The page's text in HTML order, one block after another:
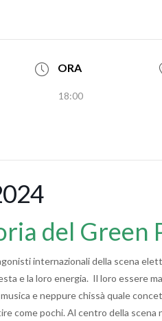
ORA
18:00
del Green
internazionali della scena
e la loro energia. Il loro essere
e neppure chissà quale
come pochi. Al centro della